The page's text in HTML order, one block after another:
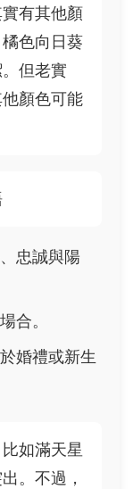
有其他顏
色向日葵
但老實
顏色可能
忠誠與陽
合。
婚禮或新生
如滿天星
。不過，